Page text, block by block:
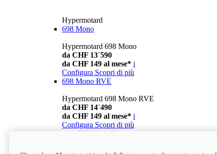
Hypermotard
698 Mono
Hypermotard 698 Mono
da CHF 13´590
da CHF 149 al mese* i
Configura Scopri di più
698 Mono RVE
Hypermotard 698 Mono RVE
da CHF 14´490
da CHF 149 al mese* i
Configura Scopri di più
698 Mono Nera
Hypermotard 698 Mono Nera